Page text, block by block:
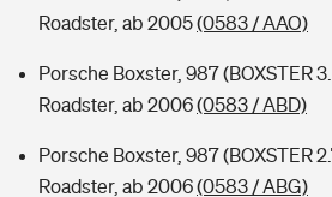
Roadster, ab 2005(0583 / AAO)
Porsche Boxster, 987 (BOXSTER
Roadster, ab 2006(0583 / ABD)
Porsche Boxster, 987 (BOXSTER
Roadster, ab 2006(0583 / ABG)